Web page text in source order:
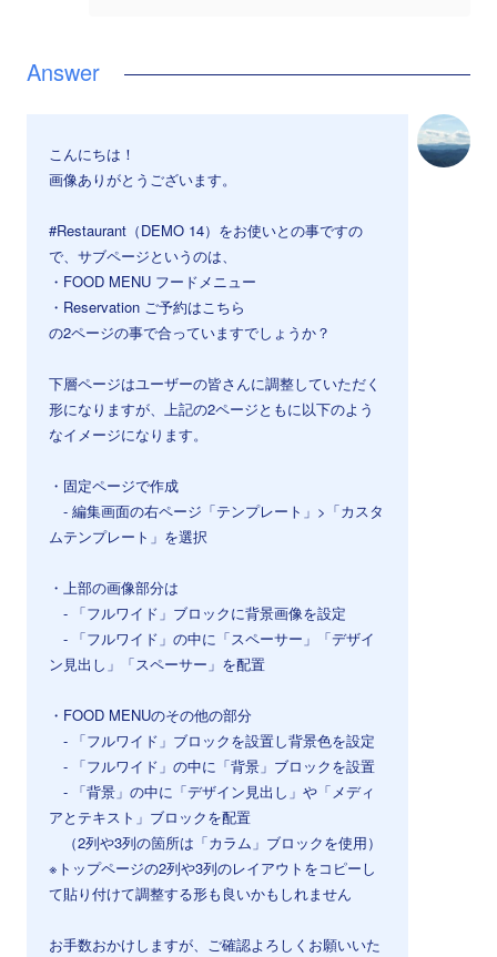
こんにちは！
画像ありがとうございます。
#Restaurant（DEMO 14）をお使いとの事ですの
で、サブページというのは、
・FOOD MENU フードメニュー
・Reservation ご予約はこちら
の2ページの事で合っていますでしょうか？
下層ページはユーザーの皆さんに調整していただく
形になりますが、上記の2ページともに以下のよう
なイメージになります。
・固定ページで作成
- 編集画面の右ページ「テンプレート」>「カスタ
ムテンプレート」を選択
・上部の画像部分は
- 「フルワイド」ブロックに背景画像を設定
- 「フルワイド」の中に「スペーサー」「デザイ
ン見出し」「スペーサー」を配置
・FOOD MENUのその他の部分
- 「フルワイド」ブロックを設置し背景色を設定
- 「フルワイド」の中に「背景」ブロックを設置
- 「背景」の中に「デザイン見出し」や「メディ
アとテキスト」ブロックを配置
（2列や3列の箇所は「カラム」ブロックを使用）
※トップページの2列や3列のレイアウトをコピーし
て貼り付けて調整する形も良いかもしれません
お手数おかけしますが、ご確認よろしくお願いいた